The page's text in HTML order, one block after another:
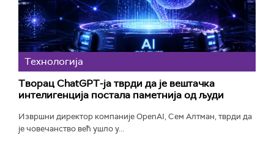
Технологијa
Творац ChatGPT-ја тврди да је вештачка
интелигенција постала паметнија од људи
Извршни директор компаније OpenAI, Сем Алтман, тврди да
је човечанство већ ушло у...